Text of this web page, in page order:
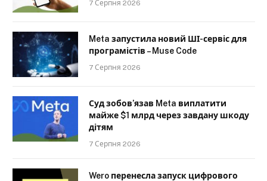
7 Серпня 2026
Meta запустила новий ШІ-сервіс для
програмістів – Muse Code
7 Серпня 2026
Суд зобов’язав Meta виплатити
майже $1 млрд через завдану шкоду
дітям
7 Серпня 2026
Wero перенесла запуск цифрового